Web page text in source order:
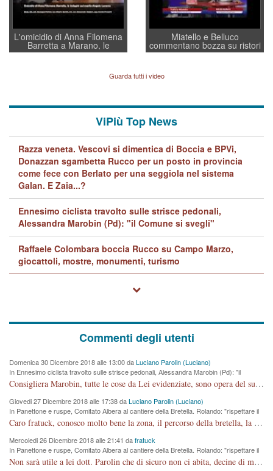
L'omicidio di Anna Filomena
Barretta a Marano, le
indagini dei carabinieri di
quelle di... Barbara D'Urso
Miatello e Belluco
commentano bozza su ristori
BPVi e Veneto Banca
Guarda tutti i video
ViPiù Top News
Razza veneta. Vescovi si dimentica di Boccia e BPVi,
Donazzan sgambetta Rucco per un posto in provincia
come fece con Berlato per una seggiola nel sistema
Galan. E Zaia...?
Ennesimo ciclista travolto sulle strisce pedonali,
Alessandra Marobin (Pd): "il Comune si svegli"
Raffaele Colombara boccia Rucco su Campo Marzo,
giocattoli, mostre, monumenti, turismo
Commenti degli utenti
Domenica 30 Dicembre 2018 alle 13:00 daLuciano Parolin (Luciano)
In Ennesimo ciclista travolto sulle strisce pedonali, Alessandra Marobin (Pd): "il
Comune si svegli"
Consigliera Marobin, tutte le cose da Lei evidenziate, sono opera del suo ex Assessore e compagno di Partito Antonio Marco Dalla Pozza Assessore alla "progettazione" di piste ciclabili e altre porcherie. A lui manderei il conto da saldare per incidenti e danni alle persone. E' ora che "finiamola." Avete perso rassegnatevi. qui IL SINDACO RUCCO NON C'ENTRA PER NIENTE. CAPITO!!!!!!!! Amen.
Giovedi 27 Dicembre 2018 alle 17:38 daLuciano Parolin (Luciano)
In Panettone e ruspe, Comitato Albera al cantiere della Bretella. Rolando: "rispettare il
cronoprogramma"
Caro fratuck, conosco molto bene la zona, il percorso della bretella, la situazione dei cittadini, abito in Viale Trento. A partire dal 2003 ho partecipato al Comitato di Maddalene pro bretella, e a riunioni propositive per apportare modifiche al progetto. Numerose mie foto del territorio sono arrivate a Roma, altri miei interventi (non graditi dalla Sx) sono stati pubblicati dal GdV, assieme ad altri come Ciro Asproso, ora favorevole alla bretella. Ho partecipato alla raccolta firme per la chiusura della strada x 5 giorni eseguita dal Sindaco Hullwech per sforamento 180 Micro/g. Pertanto come impegno per la tematica sono apposto con la coscienza. Ora il Progetto è partito, fine! Voglio dire che la nuova Giunta "comunale" non c'entra più. L'opera sarà "malauguratamente" eseguita, ma non con il mio placet. Il Consigliere Comunale dovrebbe capire che la campagna elettorale è finita, con buona pace di tutti. Quello che invece dovrebbe interessare è la proprietà della strada, dall'uscita autostradale Ovest, sino alla Rotatoria dell'Albara, vi sono tre possessori: Autostrade SpA; La Provincia, il Comune. Come la mettiamo per il futuro ? I costi, da 50 sono saliti a 100 milioni di € come dire 20 milioni a KM (!) da non credere. Comunque si farà. Ma nessuno canti Vittoria, anzi meglio non farne un ulteriore fatto "partitico" per questioni elettorali o di seggio. Se mi manda la sua mail, sono disponibile ad inviare i documenti e le foto sopra descritte. Con ossequi, Luciano Parolin
Mercoledi 26 Dicembre 2018 alle 21:41 dafratuck
In Panettone e ruspe, Comitato Albera al cantiere della Bretella. Rolando: "rispettare il
cronoprogramma"
Non sarà utile a lei dott. Parolin che di sicuro non ci abita, decine di migliaia di TIR, automobili e padroncini che passano quotidianamente per una strada appena rotabile, non è più possibile stendere i panni, attraversare la strada senza rischiare la morte, le case stanno crepando, i tempi sono cambiati e la bretella non passerà assolutamente per maddalene (ma cosa sta a dire?!), dia invece responsabilità a chi ha costruito tagliando la strada che doveva invece terminare a isola vicentina e non al moracchino lasciando Motta di Costabissara ancora in panne di traffico. I tempi sono cambiati dottore e se l'anagrafe della vita stagna nell'essere umano impressioni conservatrici, la società non le considera perchè va avanti, si industrializza e ha bisogno di infrastrutture e di sviluppo. Ultima considerazione, se è geloso di Rolando perchè vede in lui solo campagne politiche mentre si difendono i SOLI diritti dei cittadini, la preghiamo faccia considerazioni più appropriate. Saluti e complimenti per i suoi scritti.